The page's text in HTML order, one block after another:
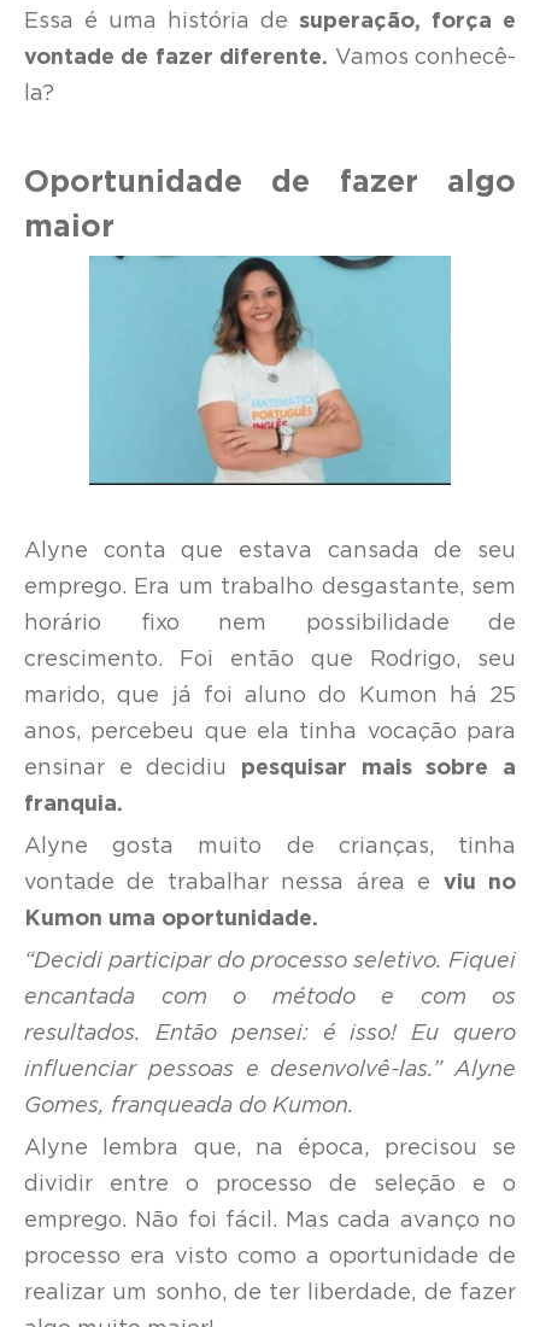
Essa é uma história de superação, força e
vontade de fazer diferente. Vamos conhecê-
la?
Oportunidade de fazer algo
maior
Alyne conta que estava cansada de seu
emprego. Era um trabalho desgastante, sem
horário fixo nem possibilidade de
crescimento. Foi então que Rodrigo, seu
marido, que já foi aluno do Kumon há 25
anos, percebeu que ela tinha vocação para
ensinar e decidiu pesquisar mais sobre a
franquia.
Alyne gosta muito de crianças, tinha
vontade de trabalhar nessa área e viu no
Kumon uma oportunidade.
“Decidi participar do processo seletivo. Fiquei
encantada com o método e com os
resultados. Então pensei: é isso! Eu quero
influenciar pessoas e desenvolvê-las.” Alyne
Gomes, franqueada do Kumon.
Alyne lembra que, na época, precisou se
dividir entre o processo de seleção e o
emprego. Não foi fácil. Mas cada avanço no
processo era visto como a oportunidade de
realizar um sonho, de ter liberdade, de fazer